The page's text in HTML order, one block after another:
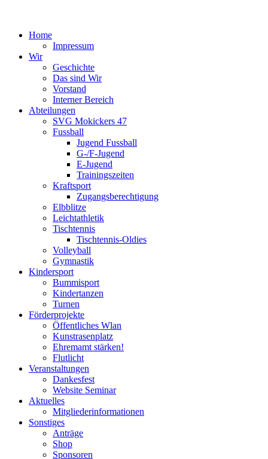
Home
Impressum
Wir
Geschichte
Das sind Wir
Vorstand
Interner Bereich
Abteilungen
SVG Mokickers 47
Fussball
Jugend Fussball
G-/F-Jugend
E-Jugend
Trainingszeiten
Kraftsport
Zugangsberechtigung
Elbblitze
Leichtathletik
Tischtennis
Tischtennis-Oldies
Volleyball
Gymnastik
Kindersport
Bummisport
Kindertanzen
Turnen
Förderprojekte
Öffentliches Wlan
Kunstrasenplatz
Ehremamt stärken!
Flutlicht
Veranstaltungen
Dankesfest
Website Seminar
Aktuelles
Mitgliederinformationen
Sonstiges
Anträge
Shop
Sponsoren